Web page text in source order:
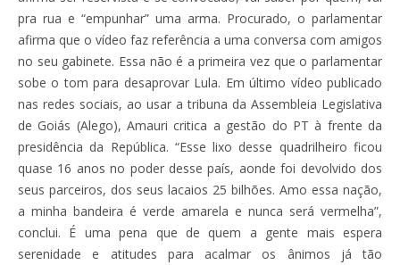
pra rua e “empunhar” uma arma. Procurado, o parlamentar
afirma que o vídeo faz referência a uma conversa com amigos
no seu gabinete. Essa não é a primeira vez que o parlamentar
sobe o tom para desaprovar Lula. Em último vídeo publicado
nas redes sociais, ao usar a tribuna da Assembleia Legislativa
de Goiás (Alego), Amauri critica a gestão do PT à frente da
presidência da República. “Esse lixo desse quadrilheiro ficou
quase 16 anos no poder desse país, aonde foi devolvido dos
seus parceiros, dos seus lacaios 25 bilhões. Amo essa nação,
a minha bandeira é verde amarela e nunca será vermelha”,
conclui. É uma pena que de quem a gente mais espera
serenidade e atitudes para acalmar os ânimos já tão